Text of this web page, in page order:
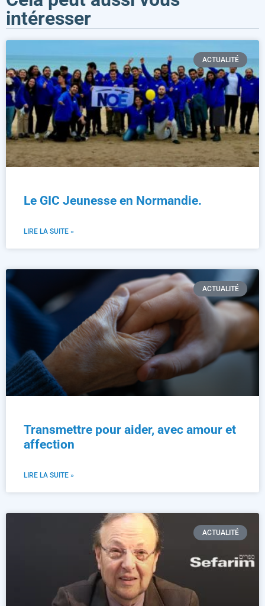
intéresser
ACTUALITÉ
Le GIC Jeunesse en Normandie.
LIRE LA SUITE »
ACTUALITÉ
Transmettre pour aider, avec amour et
affection
LIRE LA SUITE »
ACTUALITÉ